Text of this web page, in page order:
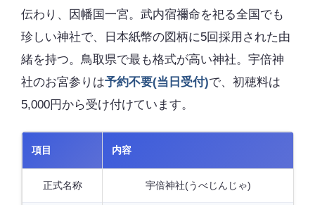
伝わり、因幡国一宮。武内宿禰命を祀る全国でも
珍しい神社で、日本紙幣の図柄に5回採用された由
緒を持つ。鳥取県で最も格式が高い神社。宇倍神
社のお宮参りは予約不要(当日受付)で、初穂料は
5,000円から受け付けています。
項目 内容
正式名称 宇倍神社(うべじんじゃ)